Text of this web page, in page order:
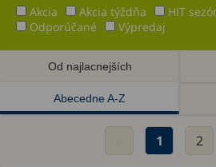
Akcia Akcia týždňa HIT
Odporúčané
Výpredaj
Od najlacnejších
Abecedne A-Z
1 2